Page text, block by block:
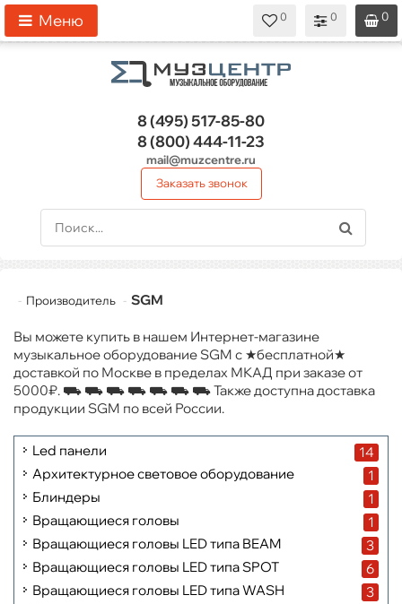
0
0
0
Меню
8 (495)517-85-80
8 (800)444-11-23
mail@muzcentre.ru
Заказать звонок
Производитель SGM
Вы можете купить в нашем Интернет-магазине
музыкальное оборудование SGM с ★бесплатной★
доставкой по Москве в пределах МКАД при заказе от
5000₽. ⛟ ⛟ ⛟ ⛟ ⛟ ⛟ ⛟ Также доступна доставка
продукции SGM по всей России.
Led панели
14
Архитектурное световое оборудование
1
Блиндеры
1
Вращающиеся головы
1
Вращающиеся головы LED типа BEAM
3
Вращающиеся головы LED типа SPOT
6
Вращающиеся головы LED типа WASH
3